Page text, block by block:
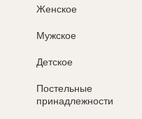
Женское
Мужское
Детское
Постельные
принадлежности